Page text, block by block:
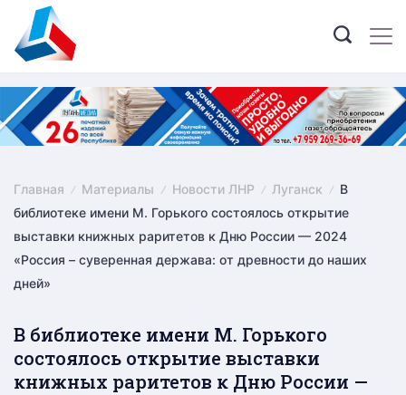
content
Главная Материалы Новости ЛНР Луганск
В
библиотеке имени М. Горького состоялось открытие
выставки книжных раритетов к Дню России — 2024
«Россия – суверенная держава: от древности до наших
дней»
В библиотеке имени М. Горького
состоялось открытие выставки
книжных раритетов к Дню России —